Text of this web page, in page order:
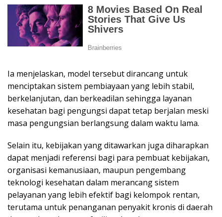
Ia menjelaskan, model tersebut dirancang untuk
menciptakan sistem pembiayaan yang lebih stabil,
berkelanjutan, dan berkeadilan sehingga layanan
kesehatan bagi pengungsi dapat tetap berjalan meski
masa pengungsian berlangsung dalam waktu lama.
Selain itu, kebijakan yang ditawarkan juga diharapkan
dapat menjadi referensi bagi para pembuat kebijakan,
organisasi kemanusiaan, maupun pengembang
teknologi kesehatan dalam merancang sistem
pelayanan yang lebih efektif bagi kelompok rentan,
terutama untuk penanganan penyakit kronis di daerah